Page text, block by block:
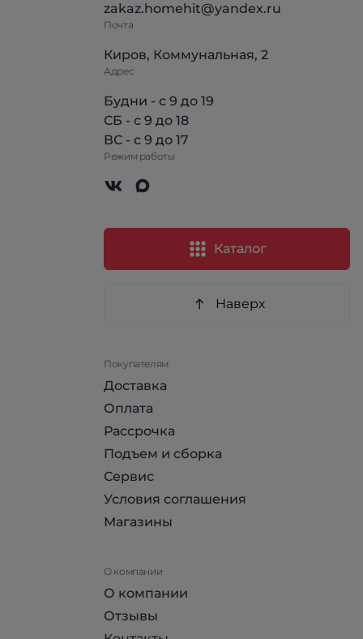
zakaz.homehit@yandex.ru
Почта
Киров, Коммунальная, 2
Адрес
Будни - с 9 до 19
СБ - с 9 до 18
ВС - с 9 до 17
Режим работы
Каталог
Наверх
Покупателям
Доставка
Оплата
Рассрочка
Подъем и сборка
Сервис
Условия соглашения
Магазины
О компании
О компании
Отзывы